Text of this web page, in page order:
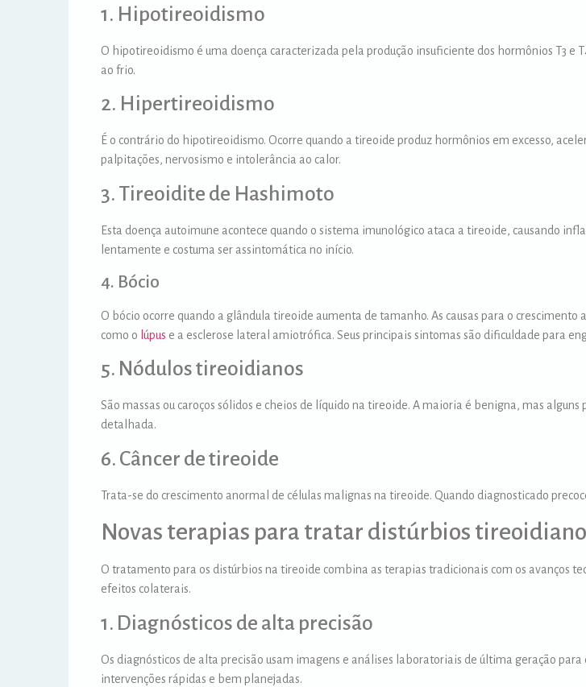
1. Hipotireoidismo
O hipotireoidismo é uma doença caracterizada pela produção insuficiente dos hormônios T3 e
ao frio.
2. Hipertireoidismo
É o contrário do hipotireoidismo. Ocorre quando a tireoide produz hormônios em excesso,
palpitações, nervosismo e intolerância ao calor.
3. Tireoidite de Hashimoto
Esta doença autoimune acontece quando o sistema imunológico ataca a tireoide, causando
lentamente e costuma ser assintomática no início.
4. Bócio
O bócio ocorre quando a glândula tireoide aumenta de tamanho. As causas para o
como o lúpus e a esclerose lateral amiotrófica. Seus principais sintomas são dificuldade para
5. Nódulos tireoidianos
São massas ou caroços sólidos e cheios de líquido na tireoide. A maioria é benigna, mas
detalhada.
6. Câncer de tireoide
Trata-se do crescimento anormal de células malignas na tireoide. Quando diagnosticado
Novas terapias para tratar distúrbios
O tratamento para os distúrbios na tireoide combina as terapias tradicionais com os avanços
efeitos colaterais.
1. Diagnósticos de alta precisão
Os diagnósticos de alta precisão usam imagens e análises laboratoriais de última geração
intervenções rápidas e bem planejadas.